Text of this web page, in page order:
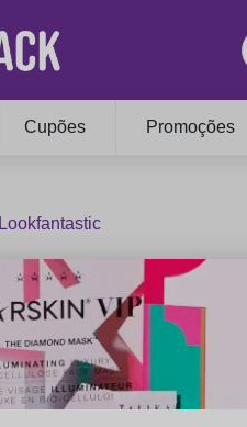
Cupões Promoções
Lookfantastic